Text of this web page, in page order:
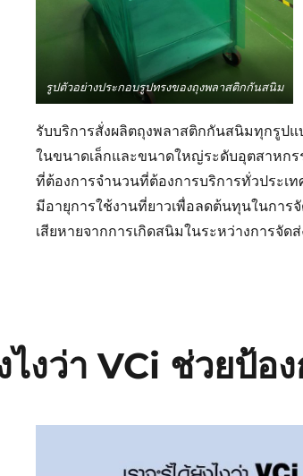
รูปตัวอย่างประกอบรูปทรงของถุงพลาสติกกันสนิม
รับบริการสั่งผลิตถุงพลาสติกกันสนิมทุกรูป
ในขนาดเล็กและขนาดใหญ่ระดับอุตสาหก
ที่ต้องการจำนวนที่ต้องการบริการทั่วประ
มีอายุการใช้งานที่ยาวเพื่อลดต้นทุนในการ
เสียหายจากการเกิดสนิมในระหว่างการจัด
ไงว่า VCi ช่วยป้อ